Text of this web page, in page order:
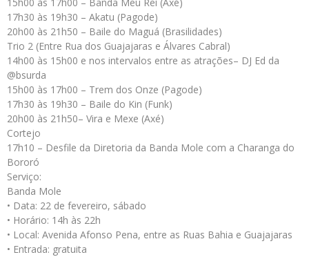
17h30 às 19h30 – Akatu (Pagode)
20h00 às 21h50 – Baile do Maguá (Brasilidades)
Trio 2 (Entre Rua dos Guajajaras e Álvares Cabral)
14h00 às 15h00 e nos intervalos entre as atrações– DJ Ed da
@bsurda
15h00 às 17h00 – Trem dos Onze (Pagode)
17h30 às 19h30 – Baile do Kin (Funk)
20h00 às 21h50– Vira e Mexe (Axé)
Cortejo
17h10 – Desfile da Diretoria da Banda Mole com a Charanga do
Bororó
Serviço:
Banda Mole
• Data: 22 de fevereiro, sábado
• Horário: 14h às 22h
• Local: Avenida Afonso Pena, entre as Ruas Bahia e Guajajaras
• Entrada: gratuita